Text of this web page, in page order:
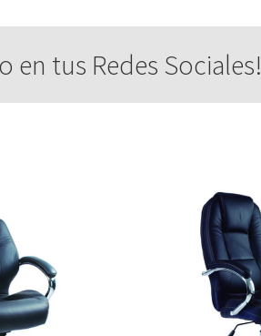
en tus Redes Sociales!